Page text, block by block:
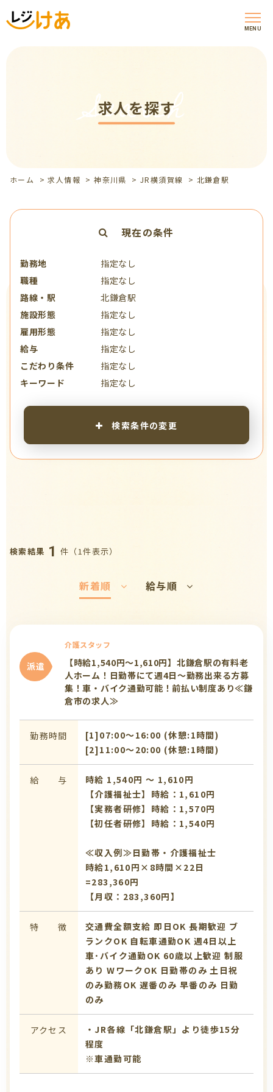
MENU
求人を探す
Search
ホーム >求人情報 >神奈川県 >JR横須賀線 > 北鎌倉駅
現在の条件
勤務地
指定なし
職種
指定なし
路線・駅
北鎌倉駅
施設形態
指定なし
雇用形態
指定なし
給与
指定なし
こだわり条件
指定なし
キーワード
指定なし
検索条件の変更
検索結果 1 件（1件表示）
新着順 給与順
派遣
介護スタッフ
【時給1,540円～1,610円】北鎌倉駅の有料老
人ホーム！日勤帯にて週4日～勤務出来る方募
集！車・バイク通勤可能！前払い制度あり≪鎌
倉市の求人≫
勤務時間
[1]07:00〜16:00 (休憩:1時間)
[2]11:00〜20:00 (休憩:1時間)
給 与
時給 1,540円 〜 1,610円
【介護福祉士】時給：1,610円
【実務者研修】時給：1,570円
【初任者研修】時給：1,540円
≪収入例≫日勤帯・介護福祉士
時給1,610円×8時間×22日
=283,360円
【月収：283,360円】
特 徴 交通費全額支給 即日OK 長期歓迎 ブ
ランクOK 自転車通勤OK 週4日以上
車･バイク通勤OK 60歳以上歓迎 制服
あり WワークOK 日勤帯のみ 土日祝
のみ勤務OK 遅番のみ 早番のみ 日勤
のみ
アクセス
・JR各線「北鎌倉駅」より徒歩15分
程度
※車通勤可能